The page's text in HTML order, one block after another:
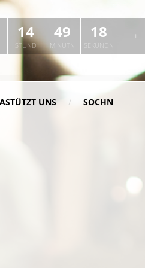
+
14
STUND
49
MINUTN
18
SEKUNDN
UNS SOCHN